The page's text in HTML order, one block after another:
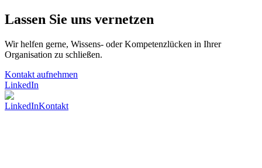
Lassen Sie uns vernetzen
Wir helfen gerne, Wissens- oder Kompetenzlücken in Ihrer
Organisation zu schließen.
Kontakt aufnehmen
LinkedIn
LinkedInKontakt